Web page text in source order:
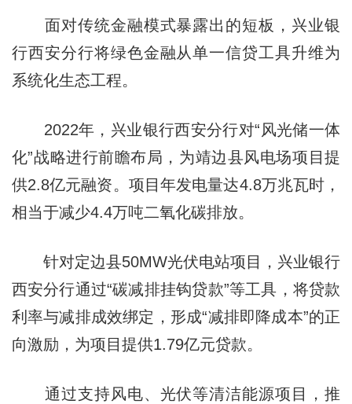
面对传统金融模式暴露出的短板，兴业银
行西安分行将绿色金融从单一信贷工具升维为
系统化生态工程。
2022年，兴业银行西安分行对“风光储一体
化”战略进行前瞻布局，为靖边县风电场项目提
供2.8亿元融资。项目年发电量达4.8万兆瓦时，
相当于减少4.4万吨二氧化碳排放。
针对定边县50MW光伏电站项目，兴业银行
西安分行通过“碳减排挂钩贷款”等工具，将贷款
利率与减排成效绑定，形成“减排即降成本”的正
向激励，为项目提供1.79亿元贷款。
通过支持风电、光伏等清洁能源项目，推